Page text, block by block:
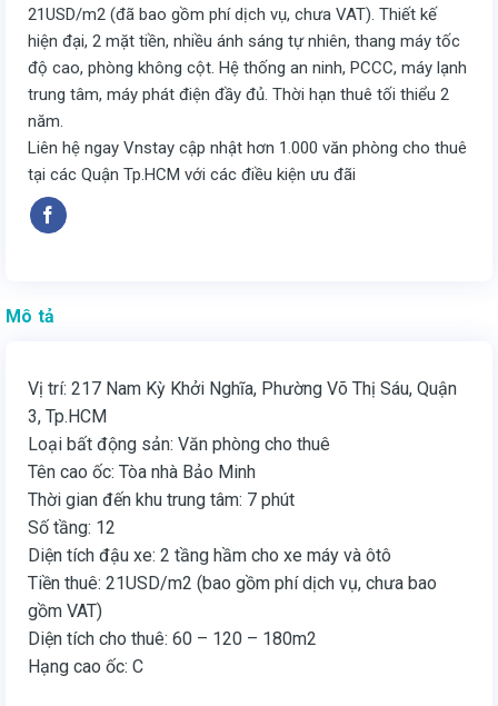
21USD/m2 (đã bao gồm phí dịch vụ, chưa VAT). Thiết kế
hiện đại, 2 mặt tiền, nhiều ánh sáng tự nhiên, thang máy tốc
độ cao, phòng không cột. Hệ thống an ninh, PCCC, máy lạnh
trung tâm, máy phát điện đầy đủ. Thời hạn thuê tối thiểu 2
năm.
Liên hệ ngay Vnstay cập nhật hơn 1.000 văn phòng cho thuê
tại các Quận Tp.HCM với các điều kiện ưu đãi
Mô tả
Vị trí: 217 Nam Kỳ Khởi Nghĩa, Phường Võ Thị Sáu, Quận
3, Tp.HCM
Loại bất động sản: Văn phòng cho thuê
Tên cao ốc: Tòa nhà Bảo Minh
Thời gian đến khu trung tâm: 7 phút
Số tầng: 12
Diện tích đậu xe: 2 tầng hầm cho xe máy và ôtô
Tiền thuê: 21USD/m2 (bao gồm phí dịch vụ, chưa bao
gồm VAT)
Diện tích cho thuê: 60 – 120 – 180m2
Hạng cao ốc: C